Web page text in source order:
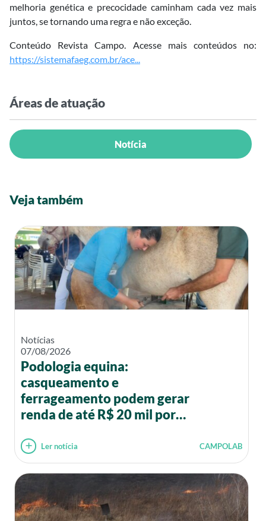
melhoria genética e precocidade caminham cada vez mais
juntos, se tornando uma regra e não exceção.
Conteúdo Revista Campo. Acesse mais conteúdos no:
https://sistemafaeg.com.br/ace...
Áreas de atuação
Notícia
Veja também
Notícias
07/08/2026
Podologia equina:
casqueamento e
ferrageamento podem gerar
renda de até R$ 20 mil por
Ler notícia CAMPOLAB